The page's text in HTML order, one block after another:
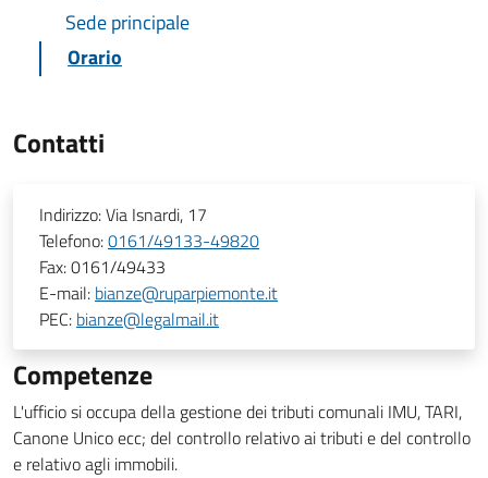
Sede principale
Orario
Contatti
Indirizzo:Via Isnardi, 17
Telefono:0161/49133-49820
Fax:0161/49433
E-mail: bianze@ruparpiemonte.it
PEC: bianze@legalmail.it
Competenze
L'ufficio si occupa della gestione dei tributi comunali IMU, TARI,
Canone Unico ecc; del controllo relativo ai tributi e del controllo
e relativo agli immobili.